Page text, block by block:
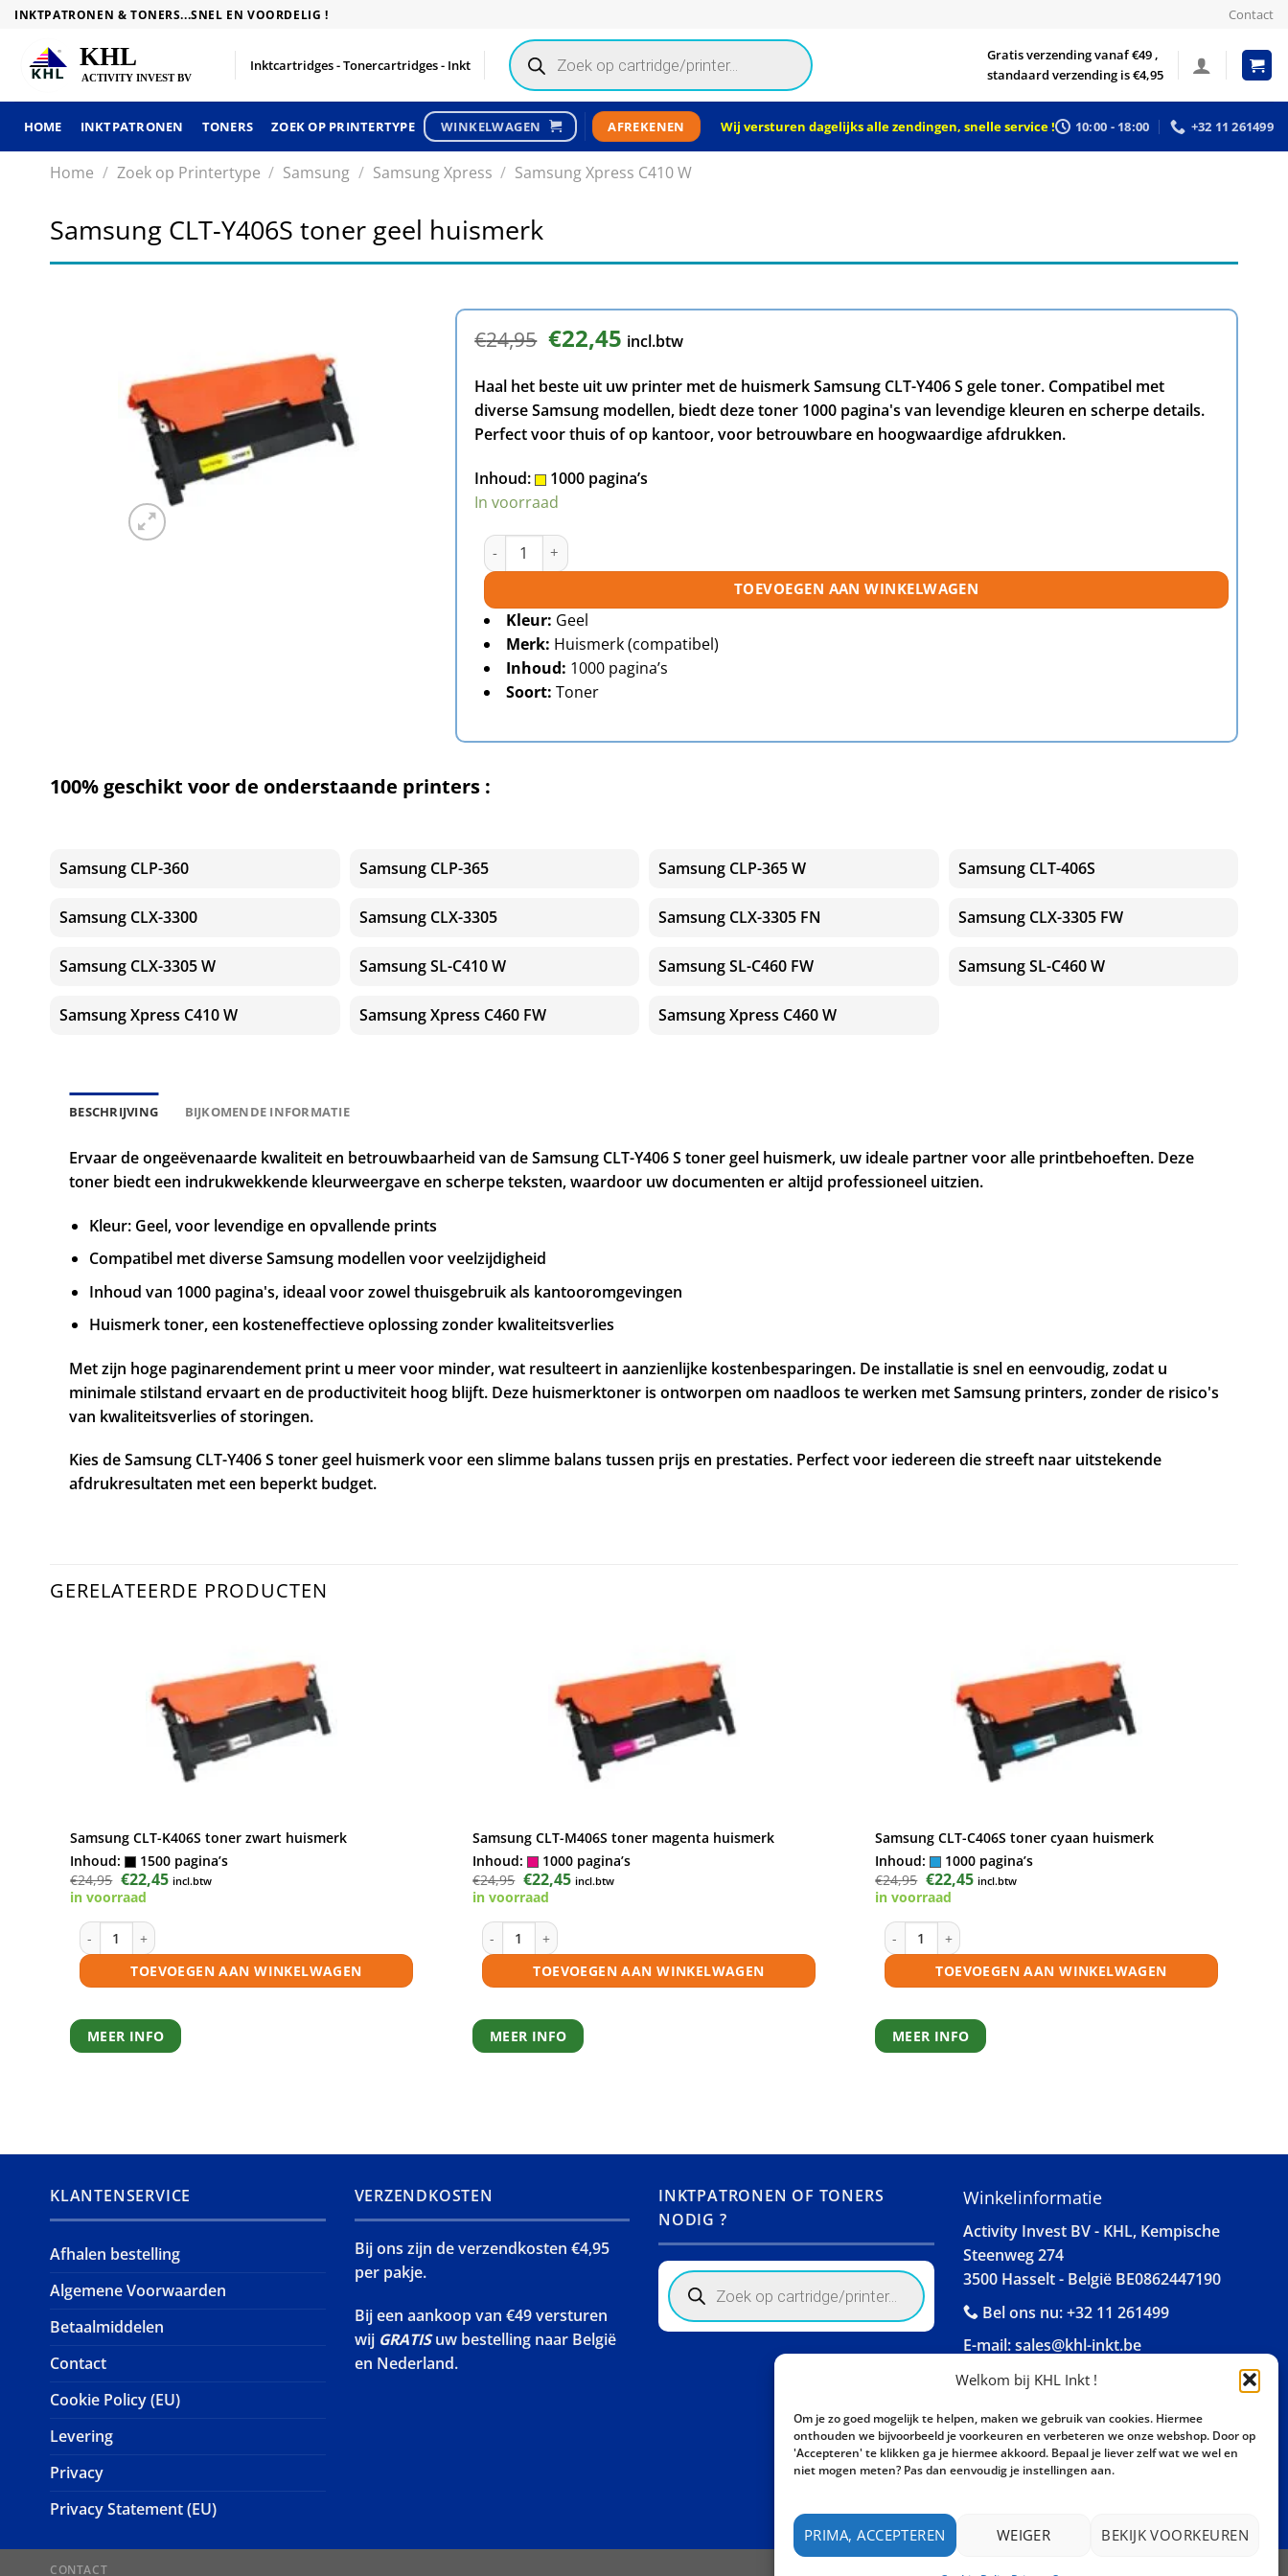
Welkom bij KHL Inkt !
Om je zo goed mogelijk te helpen, maken we gebruik van cookies. Hiermee
onthouden we bijvoorbeeld je voorkeuren en verbeteren we onze webshop. Door op
'Accepteren' te klikken ga je hiermee akkoord. Bepaal je liever zelf wat we wel en
niet mogen meten? Pas dan eenvoudig je instellingen aan.
PRIMA, ACCEPTEREN WEIGER BEKIJK VOORKEUREN
Skip
content
INKTPATRONEN & TONERS...SNEL EN VOORDELIG ! Contact
Inktcartridges - Tonercartridges - Inkt
Products
search
Gratis verzending vanaf €49 ,
standaard verzending is €4,95
HOME INKTPATRONEN TONERS ZOEK OP PRINTERTYPE WINKELWAGEN AFREKENEN Wij versturen dagelijks alle zendingen, snelle service ! 10:00 - 18:00 +32 11 261499
Home / Zoek op Printertype / Samsung / Samsung Xpress / Samsung Xpress C410 W
Samsung CLT-Y406S toner geel huismerk
€24,95 Oorspronkelijke
prijs
was:
€24,95.
€22,45Huidige
prijs
€22,45.
incl.btw
Haal het beste uit uw printer met de huismerk Samsung CLT-Y406 S gele toner. Compatibel met
diverse Samsung modellen, biedt deze toner 1000 pagina's van levendige kleuren en scherpe details.
Perfect voor thuis of op kantoor, voor betrouwbare en hoogwaardige afdrukken.
Inhoud:
1000 pagina’s
In voorraad
Samsung CLT-Y406S toner geel huismerk aantal
TOEVOEGEN AAN WINKELWAGEN
Kleur: Geel
Merk: Huismerk (compatibel)
Inhoud: 1000 pagina’s
Soort: Toner
100% geschikt voor de onderstaande printers :
Samsung CLP-360 Samsung CLP-365 Samsung CLP-365 W Samsung CLT-406S
Samsung CLX-3300 Samsung CLX-3305 Samsung CLX-3305 FN Samsung CLX-3305 FW
Samsung CLX-3305 W Samsung SL-C410 W Samsung SL-C460 FW Samsung SL-C460 W
Samsung Xpress C410 W Samsung Xpress C460 FW Samsung Xpress C460 W
BESCHRIJVING BIJKOMENDE INFORMATIE
Ervaar de ongeëvenaarde kwaliteit en betrouwbaarheid van de Samsung CLT-Y406 S toner geel huismerk, uw ideale partner voor alle printbehoeften. Deze
toner biedt een indrukwekkende kleurweergave en scherpe teksten, waardoor uw documenten er altijd professioneel uitzien.
Kleur: Geel, voor levendige en opvallende prints
Compatibel met diverse Samsung modellen voor veelzijdigheid
Inhoud van 1000 pagina's, ideaal voor zowel thuisgebruik als kantooromgevingen
Huismerk toner, een kosteneffectieve oplossing zonder kwaliteitsverlies
Met zijn hoge paginarendement print u meer voor minder, wat resulteert in aanzienlijke kostenbesparingen. De installatie is snel en eenvoudig, zodat u
minimale stilstand ervaart en de productiviteit hoog blijft. Deze huismerktoner is ontworpen om naadloos te werken met Samsung printers, zonder de risico's
van kwaliteitsverlies of storingen.
Kies de Samsung CLT-Y406 S toner geel huismerk voor een slimme balans tussen prijs en prestaties. Perfect voor iedereen die streeft naar uitstekende
afdrukresultaten met een beperkt budget.
GERELATEERDE PRODUCTEN
Samsung CLT-K406S toner zwart huismerk
Inhoud:
1500 pagina’s
€24,95 Oorspronkelijke
prijs
was:
€22,45Huidige
prijs
incl.btw
in voorraad
Samsung CLT-K406S toner zwart huismerk aantal
TOEVOEGEN AAN WINKELWAGEN
MEER INFO
Samsung CLT-M406S toner magenta huismerk
Inhoud:
1000 pagina’s
€24,95 Oorspronkelijke
prijs
was:
€22,45Huidige
prijs
incl.btw
in voorraad
Samsung CLT-M406S toner magenta huismerk aantal
TOEVOEGEN AAN WINKELWAGEN
MEER INFO
Samsung CLT-C406S toner cyaan huismerk
Inhoud:
1000 pagina’s
€24,95 Oorspronkelijke
prijs
was:
€22,45Huidige
prijs
incl.btw
in voorraad
Samsung CLT-C406S toner cyaan huismerk aantal
TOEVOEGEN AAN WINKELWAGEN
MEER INFO
KLANTENSERVICE
Afhalen bestelling
Algemene Voorwaarden
Betaalmiddelen
Contact
Cookie Policy (EU)
Levering
Privacy
Privacy Statement (EU)
VERZENDKOSTEN
Bij ons zijn de verzendkosten €4,95
per pakje.
Bij een aankoop van €49 versturen
wij GRATISuw bestelling naar België
en Nederland.
INKTPATRONEN OF TONERS
NODIG ?
Products
search
Winkelinformatie
Activity Invest BV - KHL, Kempische
Steenweg 274
3500 Hasselt - België BE0862447190
Bel ons nu:+32 11 261499
E-mail:sales@khl-inkt.be
CONTACT